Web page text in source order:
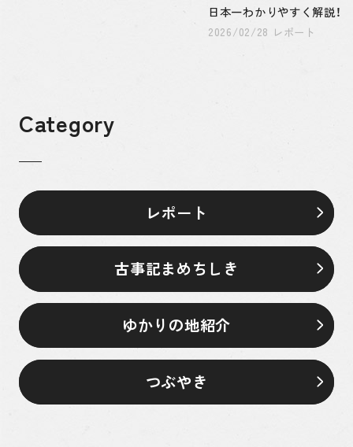
日本一わかりやすく解説！
2026/02/28 レポート
Category
レポート
古事記まめちしき
ゆかりの地紹介
つぶやき